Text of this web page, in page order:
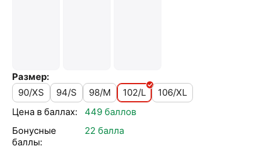
Размер:
90/XS
94/S 98/M 102/L
106/XL
Цена в баллах:
449 баллов
Бонусные
баллы:
22 балла